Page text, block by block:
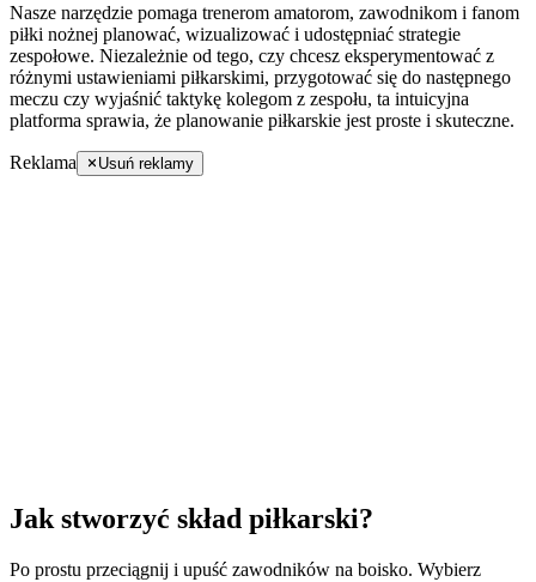
Nasze narzędzie pomaga trenerom amatorom, zawodnikom i fanom
piłki nożnej planować, wizualizować i udostępniać strategie
zespołowe. Niezależnie od tego, czy chcesz eksperymentować z
różnymi ustawieniami piłkarskimi, przygotować się do następnego
meczu czy wyjaśnić taktykę kolegom z zespołu, ta intuicyjna
platforma sprawia, że planowanie piłkarskie jest proste i skuteczne.
Reklama Usuń reklamy
Jak stworzyć skład piłkarski?
Po prostu przeciągnij i upuść zawodników na boisko. Wybierz